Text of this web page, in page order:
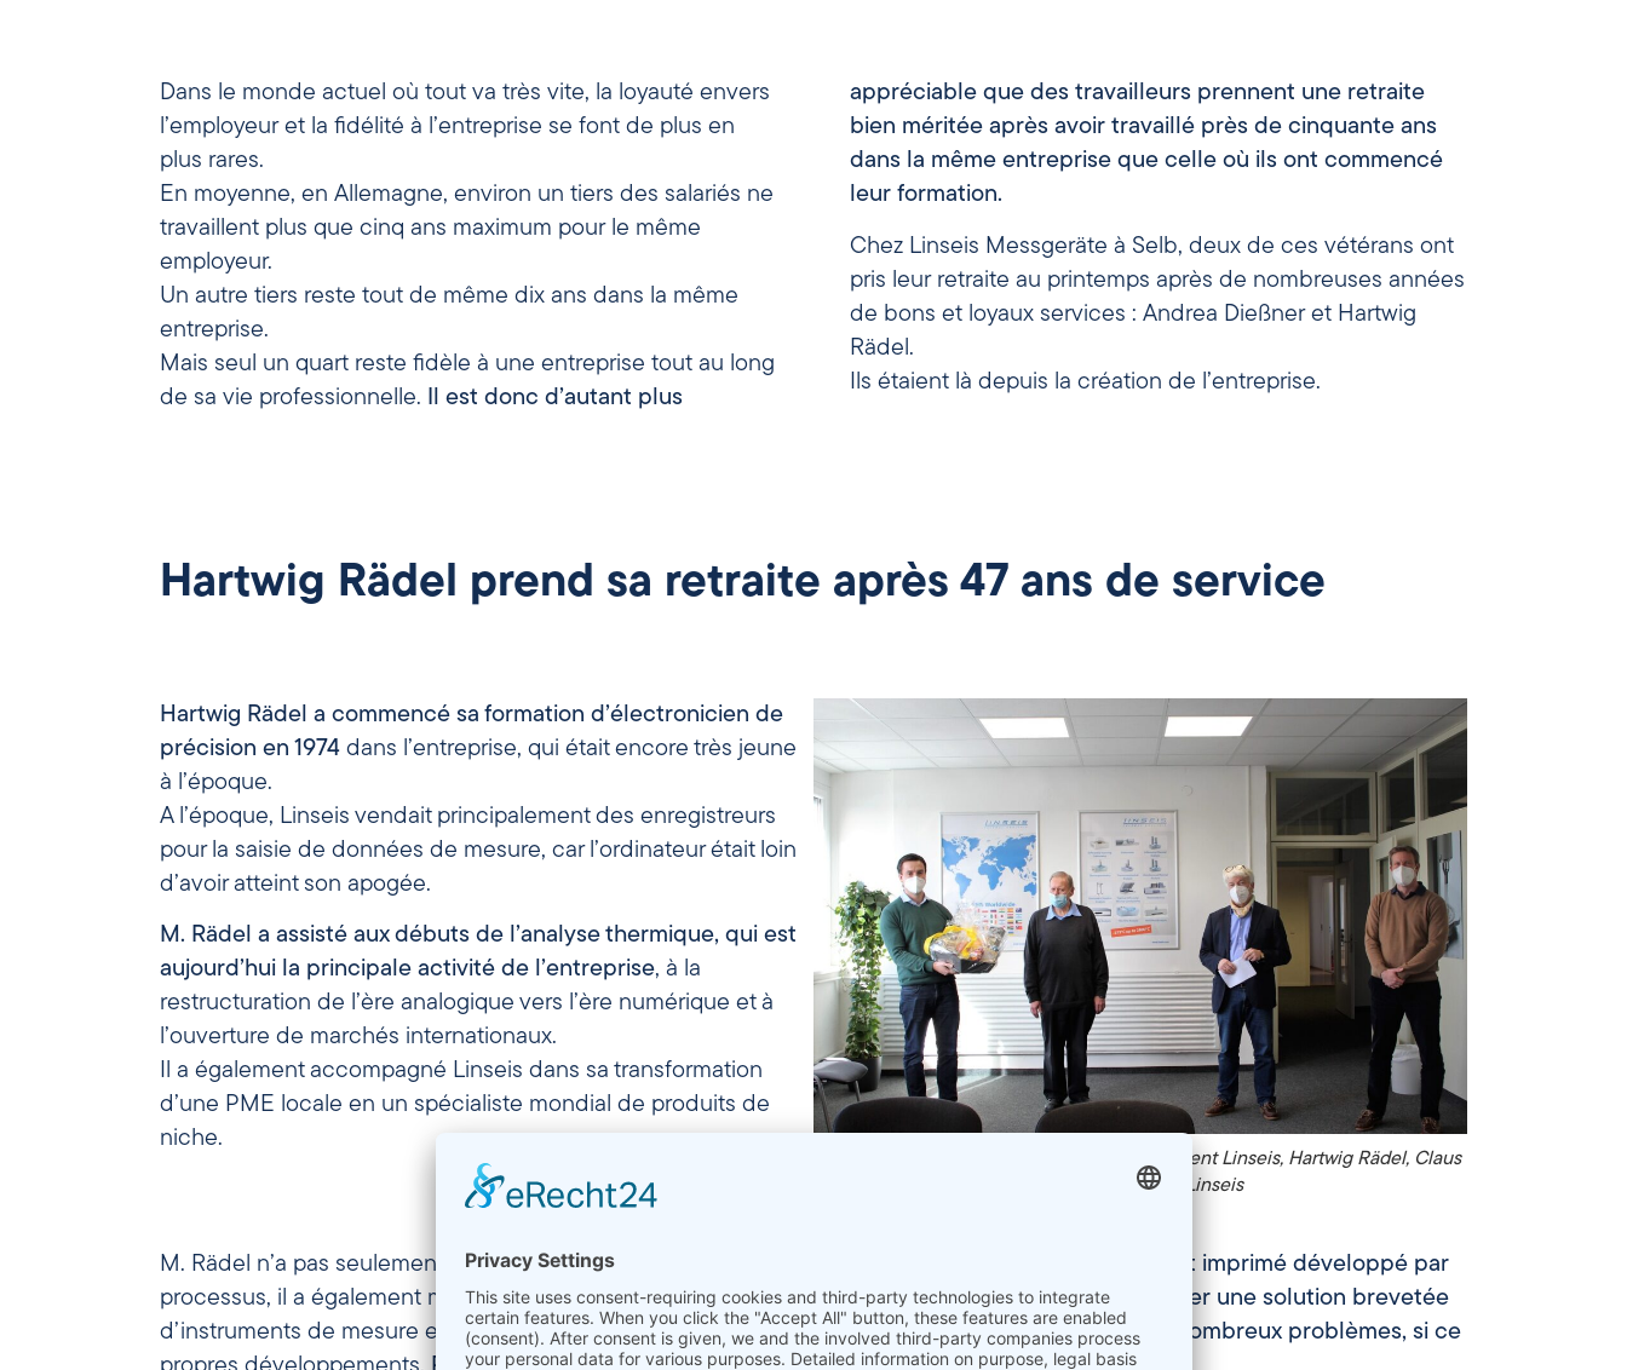
Dans le monde actuel où tout va très vite, la loyauté envers
l’employeur et la fidélité à l’entreprise se font de plus en
plus rares.
En moyenne, en Allemagne, environ un tiers des salariés ne
travaillent plus que cinq ans maximum pour le même
employeur.
Un autre tiers reste tout de même dix ans dans la même
entreprise.
Mais seul un quart reste fidèle à une entreprise tout au long
de sa vie professionnelle. Il est donc d’autant plus
appréciable que des travailleurs prennent une retraite
bien méritée après avoir travaillé près de cinquante ans
dans la même entreprise que celle où ils ont commencé
leur formation.
Chez Linseis Messgeräte à Selb, deux de ces vétérans ont
pris leur retraite au printemps après de nombreuses années
de bons et loyaux services : Andrea Dießner et Hartwig
Rädel.
Ils étaient là depuis la création de l’entreprise.
Hartwig Rädel prend sa retraite après 47 ans de service
Hartwig Rädel a commencé sa formation d’électronicien de
précision en 1974 dans l’entreprise, qui était encore très jeune
à l’époque.
A l’époque, Linseis vendait principalement des enregistreurs
pour la saisie de données de mesure, car l’ordinateur était loin
d’avoir atteint son apogée.
M. Rädel a assisté aux débuts de l’analyse thermique, qui est
aujourd’hui la principale activité de l’entreprise, à la
restructuration de l’ère analogique vers l’ère numérique et à
l’ouverture de marchés internationaux.
Il a également accompagné Linseis dans sa transformation
d’une PME locale en un spécialiste mondial de produits de
niche.
Départ de M. Rädel Février 2021 avec : Vincent Linseis, Hartwig Rädel, Claus
Linseis et Florian Linseis
M. Rädel n’a pas seulement participé activement à ce
processus, il a également marqué des générations
d’instruments de mesure et de solutions spéciales par ses
2010 étaient équipés d’un circuit imprimé développé par
M. Rädel et il a toujours su trouver une solution brevetée
et généralement créative à de nombreux problèmes, si ce